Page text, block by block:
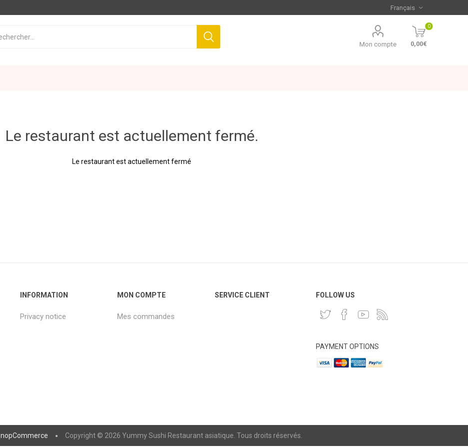
Mon compte
0
0,00€
Le restaurant est actuellement fermé.
Le restaurant est actuellement fermé
INFORMATION
Privacy notice
MON COMPTE
Mes commandes
SERVICE CLIENT FOLLOW US
PAYMENT OPTIONS
nopCommerce Copyright © 2026 Yummy Sushi Restaurant asiatique. Tous droits réservés.